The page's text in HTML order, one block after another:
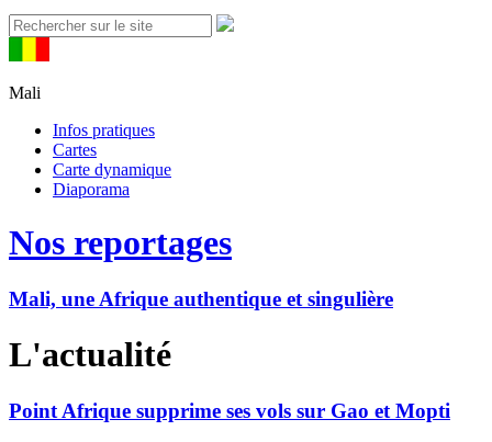
Mali
Infos pratiques
Cartes
Carte dynamique
Diaporama
Nos reportages
Mali, une Afrique authentique et singulière
L'actualité
Point Afrique supprime ses vols sur Gao et Mopti